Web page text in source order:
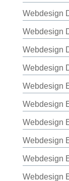
Webdesign
Webdesign
Webdesign
Webdesign
Webdesign
Webdesign
Webdesign
Webdesign
Webdesign
Webdesign